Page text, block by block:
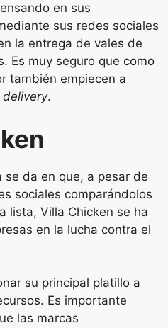
en sus
sus redes sociales
la entrega de vales de
Es muy seguro que como
también empiecen a
delivery.
da en que, a pesar de
sociales comparándolos
lista, Villa Chicken se ha
en la lucha contra el
su principal platillo a
Es importante
las marcas